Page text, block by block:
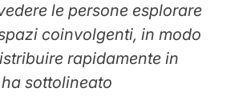
le persone esplorare
coinvolgenti, in modo
rapidamente in
sottolineato